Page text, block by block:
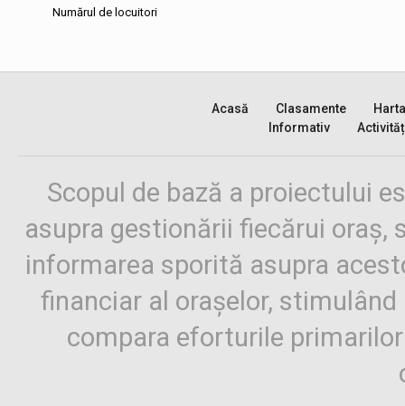
Numărul de locuitori
Acasă Clasamente
Harta
Informativ
Scopul de bază a proiectului
asupra gestionării fiecărui oraș,
informarea sporită asupra
financiar al orașelor,
compara eforturile